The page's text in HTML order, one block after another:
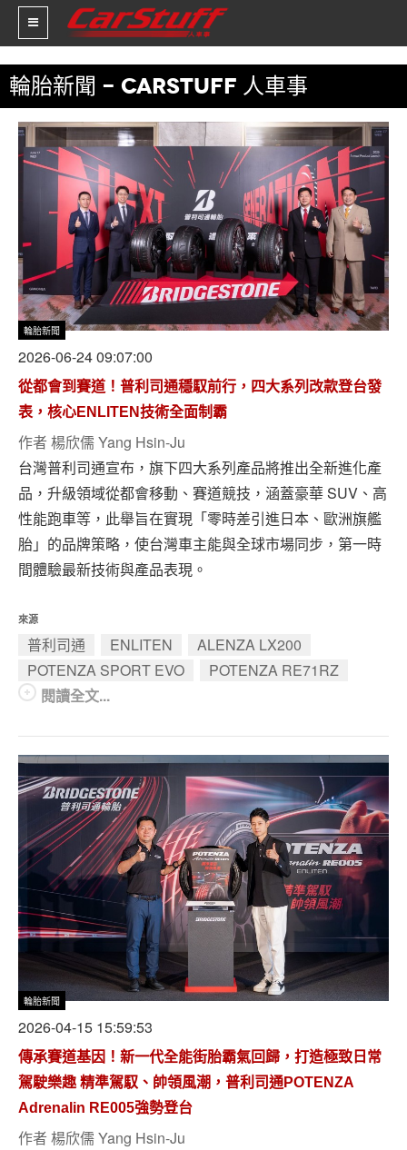
新車價格
車市新聞
賽車新聞
汽車改裝
輪胎特區
促銷訊息
人車軼事
試車報導
專題報導
車型比拼
兩輪世界
輪胎新聞 - CARSTUFF 人車事
輪胎新聞
2026-06-24 09:07:00
從都會到賽道！普利司通穩馭前行，四大系列改款登台發
表，核心ENLITEN技術全面制霸
作者 楊欣儒 Yang Hsin-Ju
台灣普利司通宣布，旗下四大系列產品將推出全新進化產
品，升級領域從都會移動、賽道競技，涵蓋豪華 SUV、高
性能跑車等，此舉旨在實現「零時差引進日本、歐洲旗艦
胎」的品牌策略，使台灣車主能與全球市場同步，第一時
間體驗最新技術與產品表現。
來源
普利司通 ENLITEN
ALENZA LX200
POTENZA SPORT EVO
POTENZA RE71RZ
閱讀全文...
輪胎新聞
2026-04-15 15:59:53
傳承賽道基因！新一代全能街胎霸氣回歸，打造極致日常
駕駛樂趣 精準駕馭、帥領風潮，普利司通POTENZA
Adrenalin RE005強勢登台
作者 楊欣儒 Yang Hsin-Ju